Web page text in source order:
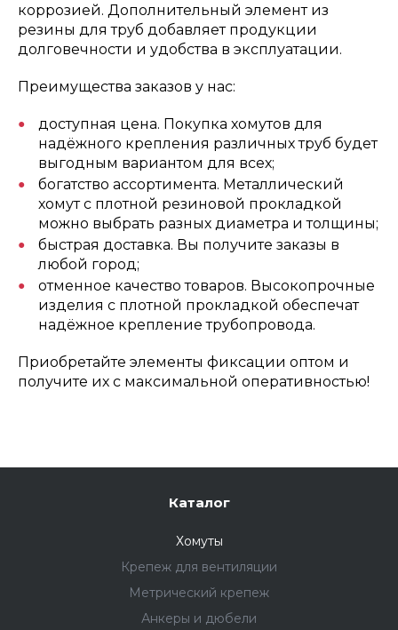
коррозией. Дополнительный элемент из
резины для труб добавляет продукции
долговечности и удобства в эксплуатации.
Преимущества заказов у нас:
доступная цена. Покупка хомутов для
надёжного крепления различных труб будет
выгодным вариантом для всех;
богатство ассортимента. Металлический
хомут с плотной резиновой прокладкой
можно выбрать разных диаметра и толщины;
быстрая доставка. Вы получите заказы в
любой город;
отменное качество товаров. Высокопрочные
изделия с плотной прокладкой обеспечат
надёжное крепление трубопровода.
Приобретайте элементы фиксации оптом и
получите их с максимальной оперативностью!
Каталог
Хомуты
Крепеж для вентиляции
Метрический крепеж
Анкеры и дюбели